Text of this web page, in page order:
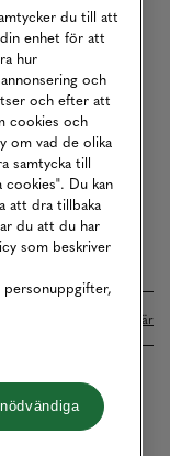
Klarna. Läs mer här
du till att
enhet för att
hur
och
och efter att
cookies och
om vad de olika
samtycka till
cookies". Du kan
att dra tillbaka
du att du har
som beskriver